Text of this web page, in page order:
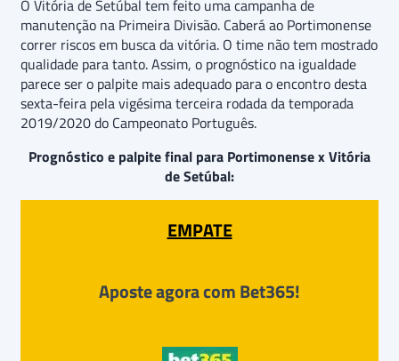
O Vitória de Setúbal tem feito uma campanha de
manutenção na Primeira Divisão. Caberá ao Portimonense
correr riscos em busca da vitória. O time não tem mostrado
qualidade para tanto. Assim, o prognóstico na igualdade
parece ser o palpite mais adequado para o encontro desta
sexta-feira pela vigésima terceira rodada da temporada
2019/2020 do Campeonato Português.
Prognóstico e palpite final para Portimonense x Vitória
de Setúbal:
EMPATE
Aposte agora com Bet365!